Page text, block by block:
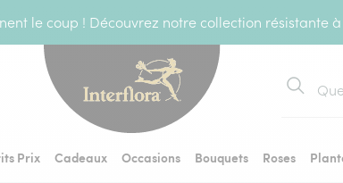
le coup ! Découvrez notre collection résistante
Prix Cadeaux Occasions Bouquets Roses